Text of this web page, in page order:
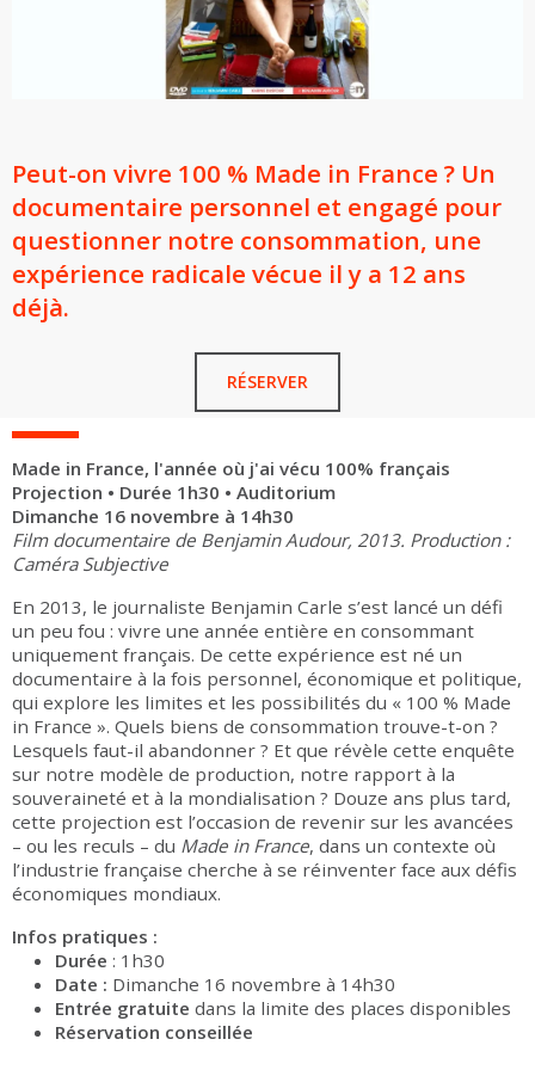
Peut-on vivre 100 % Made in France ? Un
documentaire personnel et engagé pour
questionner notre consommation, une
expérience radicale vécue il y a 12 ans
déjà.
RÉSERVER
Made in France, l'année où j'ai vécu 100% français
Projection • Durée 1h30 • Auditorium
Dimanche 16 novembre à 14h30
Film documentaire de Benjamin Audour, 2013. Production :
Caméra Subjective
En 2013, le journaliste Benjamin Carle s’est lancé un défi
un peu fou : vivre une année entière en consommant
uniquement français. De cette expérience est né un
documentaire à la fois personnel, économique et politique,
qui explore les limites et les possibilités du « 100 % Made
in France ». Quels biens de consommation trouve-t-on ?
Lesquels faut-il abandonner ? Et que révèle cette enquête
sur notre modèle de production, notre rapport à la
souveraineté et à la mondialisation ? Douze ans plus tard,
cette projection est l’occasion de revenir sur les avancées
– ou les reculs – du Made in France, dans un contexte où
l’industrie française cherche à se réinventer face aux défis
économiques mondiaux.
Infos pratiques :
Durée : 1h30
Date : Dimanche 16 novembre à 14h30
Entrée gratuite dans la limite des places disponibles
Réservation conseillée